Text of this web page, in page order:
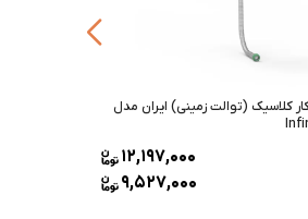
کلاسیک (توالت زمینی) ایران مدل
9,527,000
12,197,000